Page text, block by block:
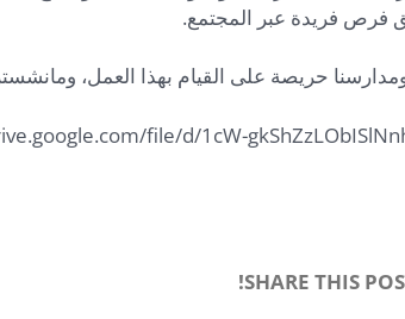
فرص فريدة عبر المجتمع.
ومدارسنا حريصة على القيام بهذا العمل،
SHARE THIS